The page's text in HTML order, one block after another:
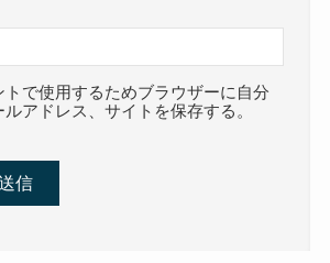
トで使用するためブラウザーに自分
アドレス、サイトを保存する。